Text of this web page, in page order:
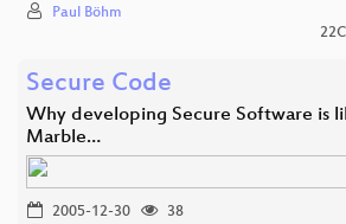
Paul Böhm
Secure Code
Why developing Secure Software is
Marble…
2005-12-30
38